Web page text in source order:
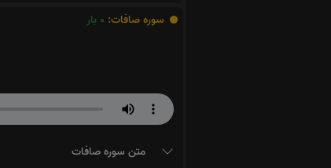
سوره صافات: 0 بار
متن سوره صافات